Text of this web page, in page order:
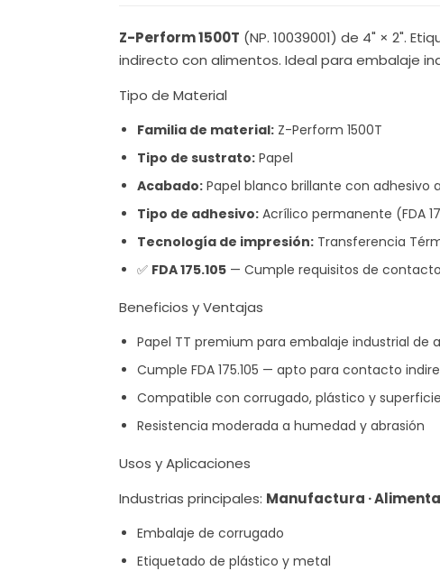
Z-Perform 1500T (NP. 10039001) de 4" × 2".
indirecto con alimentos. Ideal para embalaje
Tipo de Material
Familia de material: Z-Perform 1500T
Tipo de sustrato: Papel
Acabado: Papel blanco brillante con adhesivo
Tipo de adhesivo: Acrílico permanente (FDA
Tecnología de impresión: Transferencia
✅ FDA 175.105 — Cumple requisitos de
Beneficios y Ventajas
Papel TT premium para embalaje industrial de
Cumple FDA 175.105 — apto para contacto
Compatible con corrugado, plástico y
Resistencia moderada a humedad y abrasión
Usos y Aplicaciones
Industrias principales: Manufactura ·
Embalaje de corrugado
Etiquetado de plástico y metal